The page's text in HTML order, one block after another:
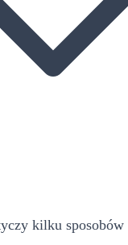
kilku